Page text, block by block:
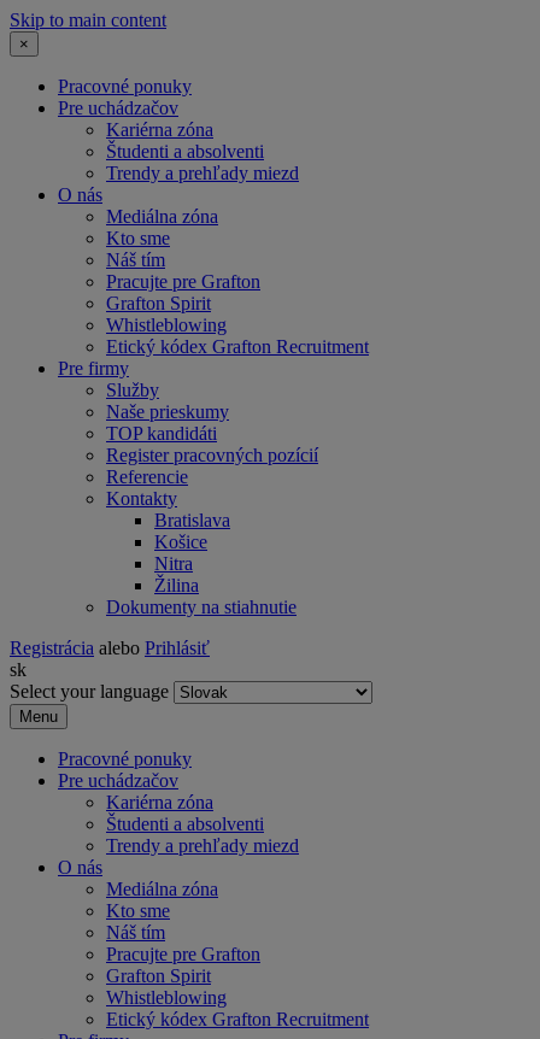
Skip to main content
×
Pracovné ponuky
Pre uchádzačov
Kariérna zóna
Študenti a absolventi
Trendy a prehľady miezd
O nás
Mediálna zóna
Kto sme
Náš tím
Pracujte pre Grafton
Grafton Spirit
Whistleblowing
Etický kódex Grafton Recruitment
Pre firmy
Služby
Naše prieskumy
TOP kandidáti
Register pracovných pozícií
Referencie
Kontakty
Bratislava
Košice
Nitra
Žilina
Dokumenty na stiahnutie
Registrácia alebo Prihlásiť
sk
Select your language
Menu
Pracovné ponuky
Pre uchádzačov
Kariérna zóna
Študenti a absolventi
Trendy a prehľady miezd
O nás
Mediálna zóna
Kto sme
Náš tím
Pracujte pre Grafton
Grafton Spirit
Whistleblowing
Etický kódex Grafton Recruitment